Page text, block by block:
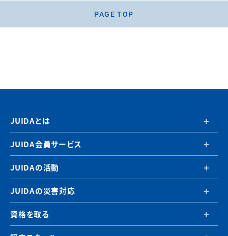
PAGE TOP
JUIDAとは
JUIDA会員サービス
JUIDAの活動
JUIDAの災害対応
資格を取る